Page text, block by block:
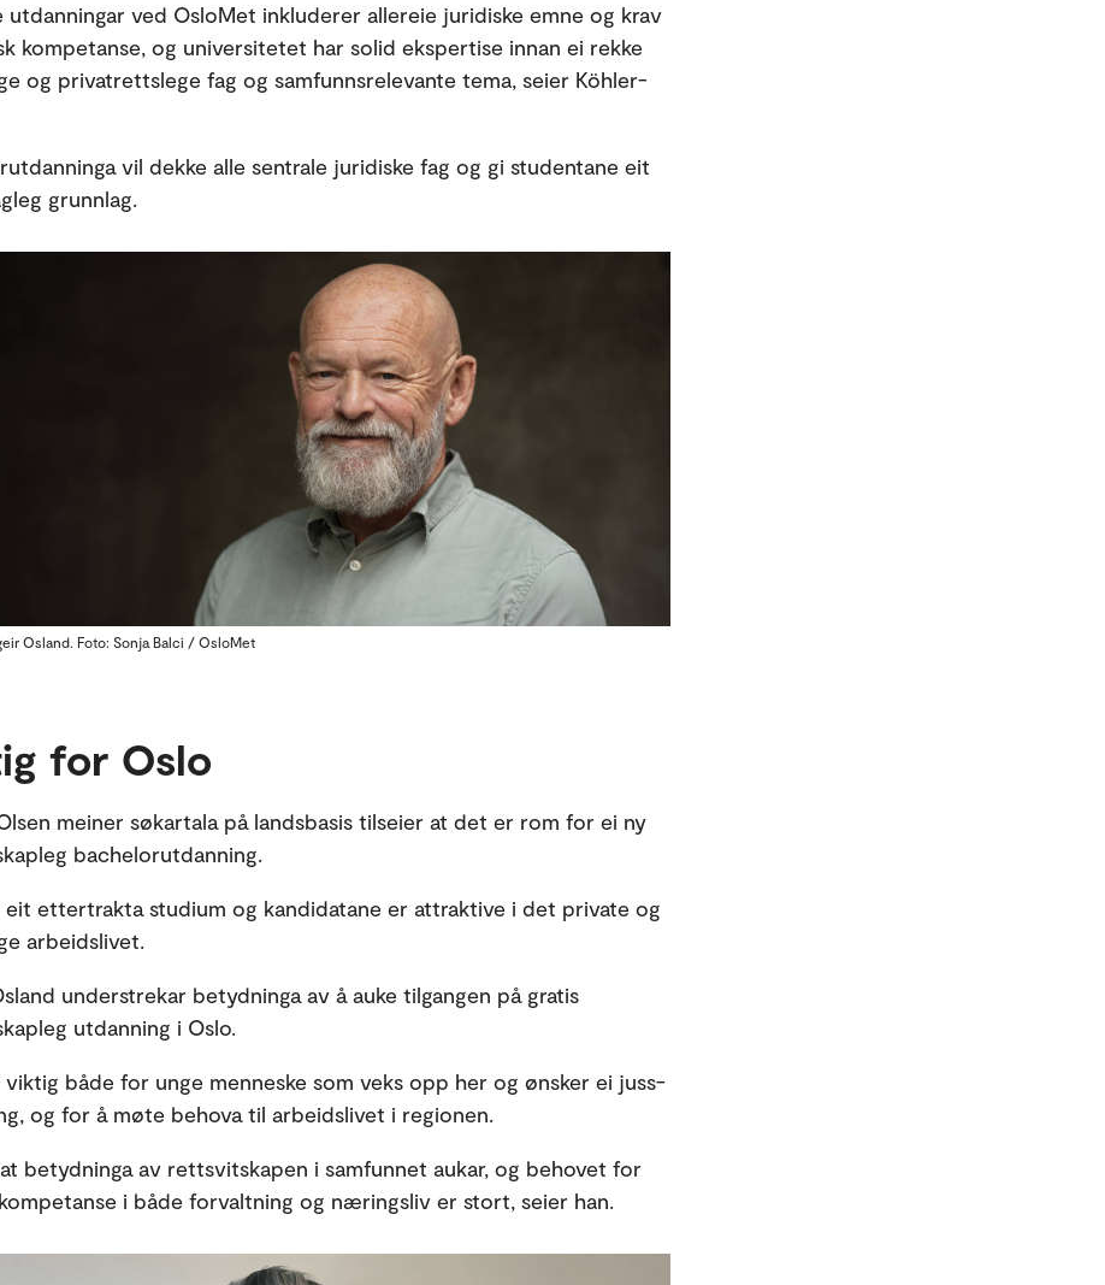
utdanningar ved OsloMet inkluderer allereie juridiske emne og krav
kompetanse, og universitetet har solid ekspertise innan ei rekke
og privatrettslege fag og samfunnsrelevante tema, seier Köhler-
vil dekke alle sentrale juridiske fag og gi studentane eit
grunnlag.
Osland. Foto: Sonja Balci / OsloMet
for Oslo
meiner søkartala på landsbasis tilseier at det er rom for ei ny
bachelorutdanning.
eit ettertrakta studium og kandidatane er attraktive i det private og
arbeidslivet.
understrekar betydninga av å auke tilgangen på gratis
utdanning i Oslo.
både for unge menneske som veks opp her og ønsker ei juss-
og for å møte behova til arbeidslivet i regionen.
betydninga av rettsvitskapen i samfunnet aukar, og behovet for
i både forvaltning og næringsliv er stort, seier han.